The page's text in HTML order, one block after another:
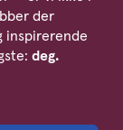
der
inspirerende
deg.